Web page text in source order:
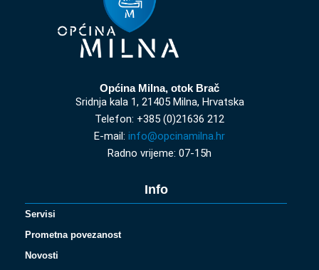
Općina Milna, otok Brač
Sridnja kala 1, 21405 Milna, Hrvatska
Telefon: +385 (0)21636 212
E-mail: info@opcinamilna.hr
Radno vrijeme: 07-15h
Info
Servisi
Prometna povezanost
Novosti